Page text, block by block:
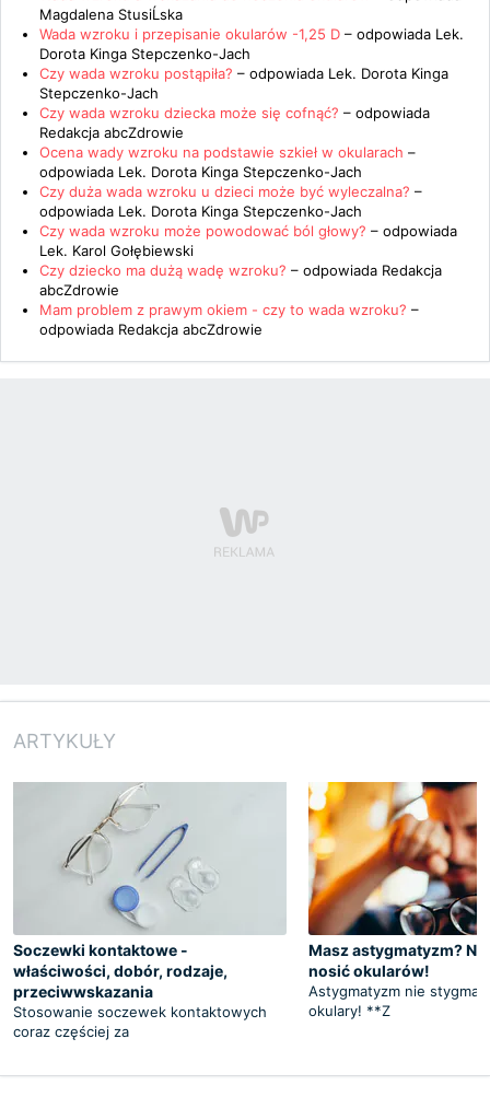
Magdalena StusiĹska
Wada wzroku i przepisanie okularów -1,25 D – odpowiada Lek.
Dorota Kinga Stepczenko-Jach
Czy wada wzroku postąpiła? – odpowiada Lek. Dorota Kinga
Stepczenko-Jach
Czy wada wzroku dziecka może się cofnąć? – odpowiada
Redakcja abcZdrowie
Ocena wady wzroku na podstawie szkieł w okularach –
odpowiada Lek. Dorota Kinga Stepczenko-Jach
Czy duża wada wzroku u dzieci może być wyleczalna? –
odpowiada Lek. Dorota Kinga Stepczenko-Jach
Czy wada wzroku może powodować ból głowy? – odpowiada
Lek. Karol Gołębiewski
Czy dziecko ma dużą wadę wzroku? – odpowiada Redakcja
abcZdrowie
Mam problem z prawym okiem - czy to wada wzroku? –
odpowiada Redakcja abcZdrowie
ARTYKUŁY
Soczewki kontaktowe -
właściwości, dobór, rodzaje,
przeciwwskazania
Stosowanie soczewek kontaktowych
coraz częściej za
Masz astygmatyzm?
nosić okularów!
Astygmatyzm nie
okulary! **Z